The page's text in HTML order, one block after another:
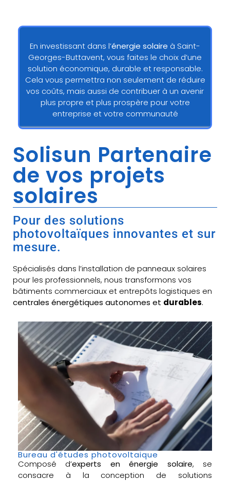
En investissant dans l’énergie solaire à Saint-
Georges-Buttavent, vous faites le choix d’une
solution économique, durable et responsable.
Cela vous permettra non seulement de réduire
vos coûts, mais aussi de contribuer à un avenir
plus propre et plus prospère pour votre
entreprise et votre communauté
Solisun Partenaire
de vos projets
solaires
Pour des solutions
photovoltaïques innovantes et sur
mesure.
Spécialisés dans l’installation de panneaux solaires
pour les professionnels, nous transformons vos
bâtiments commerciaux et entrepôts logistiques en
centrales énergétiques autonomes et durables.
Bureau d'études photovoltaique
Composé d’experts en énergie solaire, se
consacre à la conception de solutions